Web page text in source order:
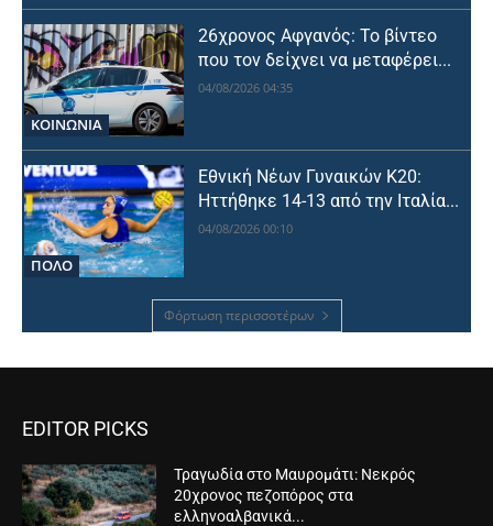
ΚΟΙΝΩΝΙΑ
26χρονος Αφγανός: Το βίντεο
που τον δείχνει να μεταφέρει...
04/08/2026 04:35
ΠΟΛΟ
Εθνική Νέων Γυναικών Κ20:
Ηττήθηκε 14-13 από την Ιταλία...
04/08/2026 00:10
Φόρτωση περισσοτέρων
EDITOR PICKS
Τραγωδία στο Μαυρομάτι: Νεκρός
20χρονος πεζοπόρος στα
ελληνοαλβανικά...